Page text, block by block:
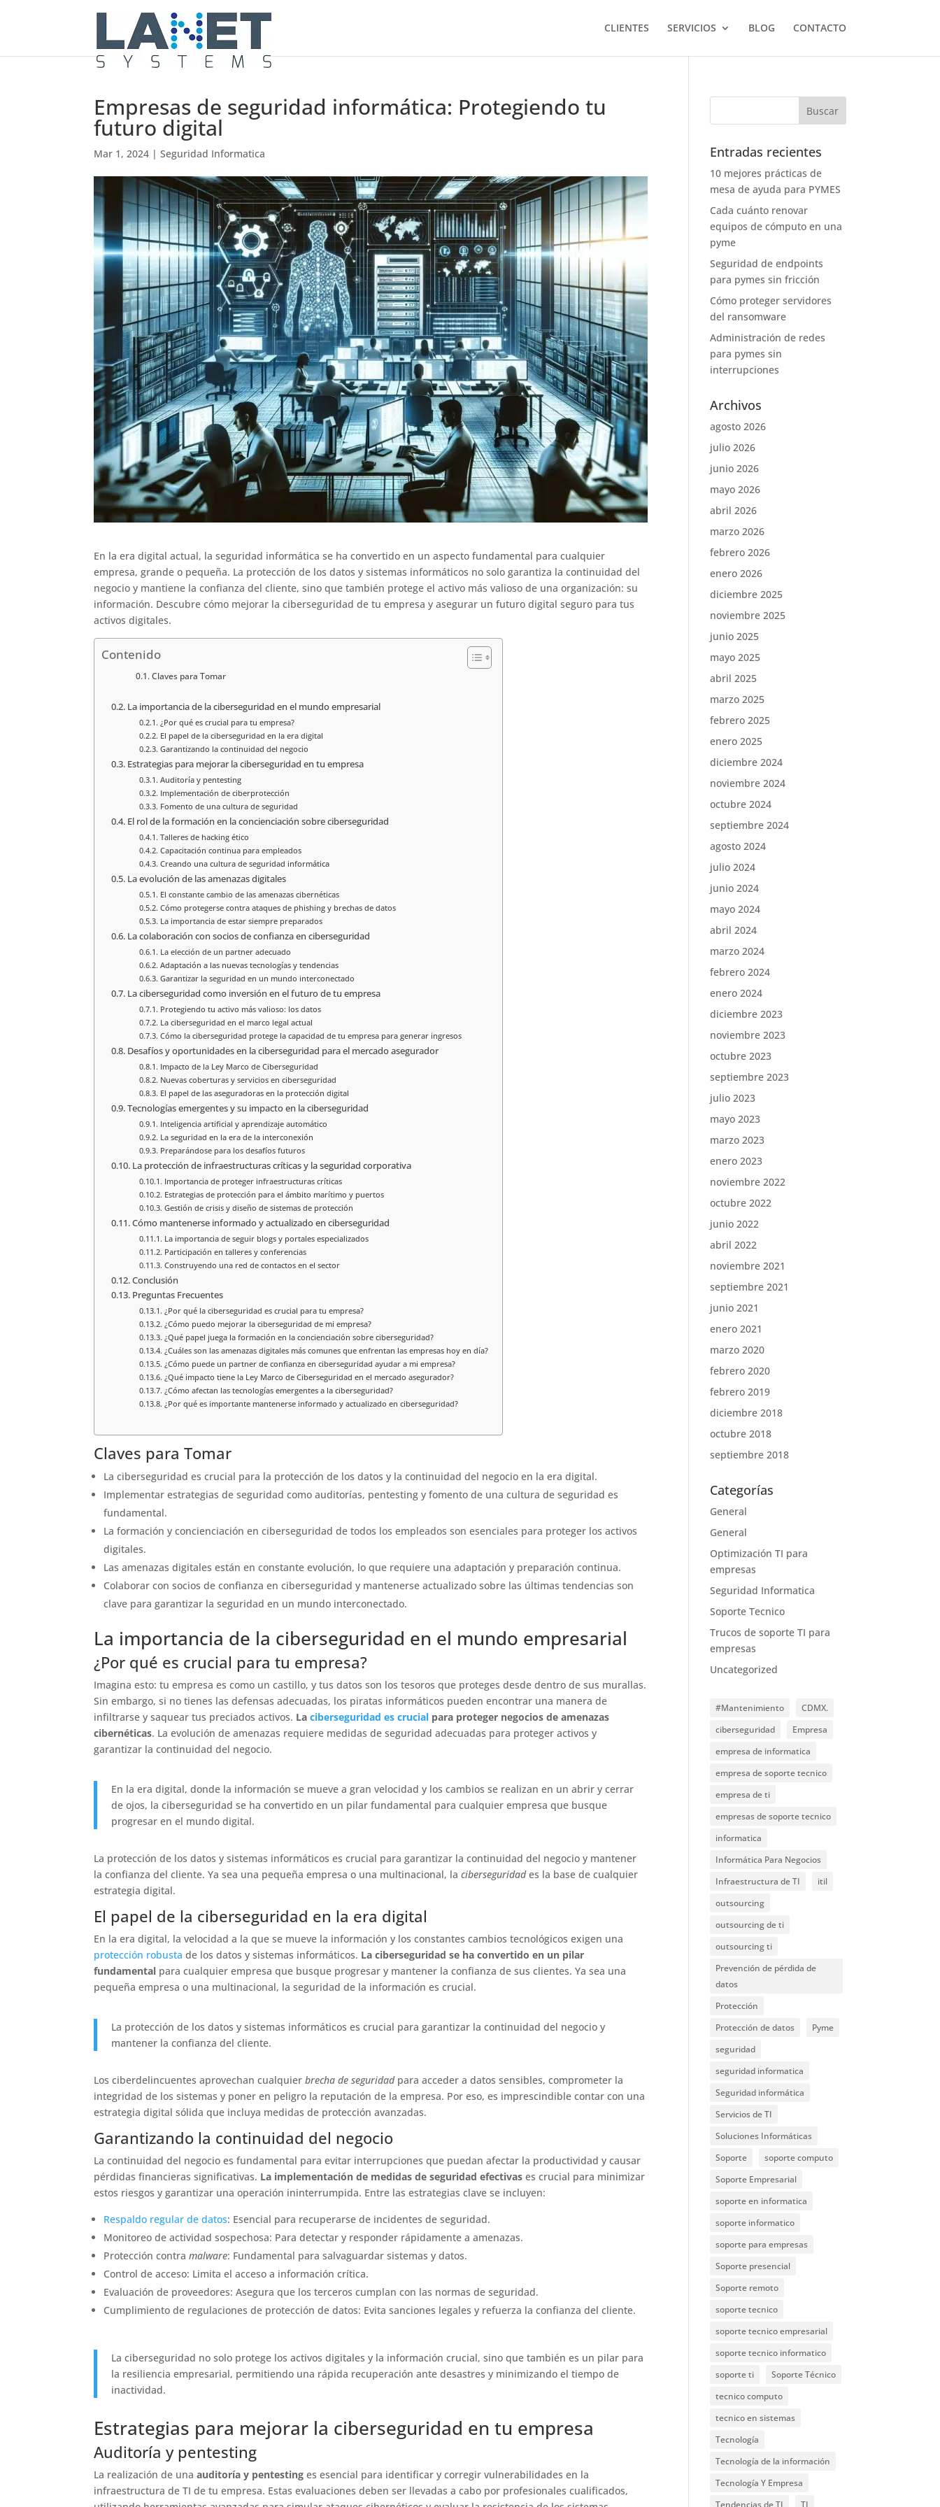
CLIENTES SERVICIOS BLOG CONTACTO
Empresas de seguridad informática: Protegiendo tu
futuro digital
Mar 1, 2024 |Seguridad Informatica
En la era digital actual, la seguridad informática se ha convertido en un aspecto fundamental para cualquier
empresa, grande o pequeña. La protección de los datos y sistemas informáticos no solo garantiza la continuidad del
negocio y mantiene la confianza del cliente, sino que también protege el activo más valioso de una organización: su
información. Descubre cómo mejorar la ciberseguridad de tu empresa y asegurar un futuro digital seguro para tus
activos digitales.
Contenido
Claves para Tomar
La importancia de la ciberseguridad en el mundo empresarial
¿Por qué es crucial para tu empresa?
El papel de la ciberseguridad en la era digital
Garantizando la continuidad del negocio
Estrategias para mejorar la ciberseguridad en tu empresa
Auditoría y pentesting
Implementación de ciberprotección
Fomento de una cultura de seguridad
El rol de la formación en la concienciación sobre ciberseguridad
Talleres de hacking ético
Capacitación continua para empleados
Creando una cultura de seguridad informática
La evolución de las amenazas digitales
El constante cambio de las amenazas cibernéticas
Cómo protegerse contra ataques de phishing y brechas de datos
La importancia de estar siempre preparados
La colaboración con socios de confianza en ciberseguridad
La elección de un partner adecuado
Adaptación a las nuevas tecnologías y tendencias
Garantizar la seguridad en un mundo interconectado
La ciberseguridad como inversión en el futuro de tu empresa
Protegiendo tu activo más valioso: los datos
La ciberseguridad en el marco legal actual
Cómo la ciberseguridad protege la capacidad de tu empresa para generar ingresos
Desafíos y oportunidades en la ciberseguridad para el mercado asegurador
Impacto de la Ley Marco de Ciberseguridad
Nuevas coberturas y servicios en ciberseguridad
El papel de las aseguradoras en la protección digital
Tecnologías emergentes y su impacto en la ciberseguridad
Inteligencia artificial y aprendizaje automático
La seguridad en la era de la interconexión
Preparándose para los desafíos futuros
La protección de infraestructuras críticas y la seguridad corporativa
Importancia de proteger infraestructuras críticas
Estrategias de protección para el ámbito marítimo y puertos
Gestión de crisis y diseño de sistemas de protección
Cómo mantenerse informado y actualizado en ciberseguridad
La importancia de seguir blogs y portales especializados
Participación en talleres y conferencias
Construyendo una red de contactos en el sector
Conclusión
Preguntas Frecuentes
¿Por qué la ciberseguridad es crucial para tu empresa?
¿Cómo puedo mejorar la ciberseguridad de mi empresa?
¿Qué papel juega la formación en la concienciación sobre ciberseguridad?
¿Cuáles son las amenazas digitales más comunes que enfrentan las empresas hoy en día?
¿Cómo puede un partner de confianza en ciberseguridad ayudar a mi empresa?
¿Qué impacto tiene la Ley Marco de Ciberseguridad en el mercado asegurador?
¿Cómo afectan las tecnologías emergentes a la ciberseguridad?
¿Por qué es importante mantenerse informado y actualizado en ciberseguridad?
Claves para Tomar
La ciberseguridad es crucial para la protección de los datos y la continuidad del negocio en la era digital.
Implementar estrategias de seguridad como auditorías, pentesting y fomento de una cultura de seguridad es
fundamental.
La formación y concienciación en ciberseguridad de todos los empleados son esenciales para proteger los activos
digitales.
Las amenazas digitales están en constante evolución, lo que requiere una adaptación y preparación continua.
Colaborar con socios de confianza en ciberseguridad y mantenerse actualizado sobre las últimas tendencias son
clave para garantizar la seguridad en un mundo interconectado.
La importancia de la ciberseguridad en el mundo empresarial
¿Por qué es crucial para tu empresa?
Imagina esto: tu empresa es como un castillo, y tus datos son los tesoros que proteges desde dentro de sus murallas.
Sin embargo, si no tienes las defensas adecuadas, los piratas informáticos pueden encontrar una manera de
infiltrarse y saquear tus preciados activos. Laciberseguridad es crucial para proteger negocios de amenazas
cibernéticas. La evolución de amenazas requiere medidas de seguridad adecuadas para proteger activos y
garantizar la continuidad del negocio.
En la era digital, donde la información se mueve a gran velocidad y los cambios se realizan en un abrir y cerrar
de ojos, la ciberseguridad se ha convertido en un pilar fundamental para cualquier empresa que busque
progresar en el mundo digital.
La protección de los datos y sistemas informáticos es crucial para garantizar la continuidad del negocio y mantener
la confianza del cliente. Ya sea una pequeña empresa o una multinacional, laciberseguridades la base de cualquier
estrategia digital.
El papel de la ciberseguridad en la era digital
En la era digital, la velocidad a la que se mueve la información y los constantes cambios tecnológicos exigen una
protección robusta de los datos y sistemas informáticos. La ciberseguridad se ha convertido en un pilar
fundamental para cualquier empresa que busque progresar y mantener la confianza de sus clientes. Ya sea una
pequeña empresa o una multinacional, la seguridad de la información es crucial.
La protección de los datos y sistemas informáticos es crucial para garantizar la continuidad del negocio y
mantener la confianza del cliente.
Los ciberdelincuentes aprovechan cualquierbrecha de seguridadpara acceder a datos sensibles, comprometer la
integridad de los sistemas y poner en peligro la reputación de la empresa. Por eso, es imprescindible contar con una
estrategia digital sólida que incluya medidas de protección avanzadas.
Garantizando la continuidad del negocio
La continuidad del negocio es fundamental para evitar interrupciones que puedan afectar la productividad y causar
pérdidas financieras significativas. La implementación de medidas de seguridad efectivas es crucial para minimizar
estos riesgos y garantizar una operación ininterrumpida. Entre las estrategias clave se incluyen:
Respaldo regular de datos: Esencial para recuperarse de incidentes de seguridad.
Monitoreo de actividad sospechosa: Para detectar y responder rápidamente a amenazas.
Protección contramalware: Fundamental para salvaguardar sistemas y datos.
Control de acceso: Limita el acceso a información crítica.
Evaluación de proveedores: Asegura que los terceros cumplan con las normas de seguridad.
Cumplimiento de regulaciones de protección de datos: Evita sanciones legales y refuerza la confianza del cliente.
La ciberseguridad no solo protege los activos digitales y la información crucial, sino que también es un pilar para
la resiliencia empresarial, permitiendo una rápida recuperación ante desastres y minimizando el tiempo de
inactividad.
Estrategias para mejorar la ciberseguridad en tu empresa
Auditoría y pentesting
La realización de unaauditoría y pentesting es esencial para identificar y corregir vulnerabilidades en la
infraestructura de TI de tu empresa. Estas evaluaciones deben ser llevadas a cabo por profesionales cualificados,
Entradas recientes
10 mejores prácticas de
mesa de ayuda para PYMES
Cada cuánto renovar
equipos de cómputo en una
pyme
Seguridad de endpoints
para pymes sin fricción
Cómo proteger servidores
del ransomware
Administración de redes
para pymes sin
interrupciones
Archivos
agosto 2026
julio 2026
junio 2026
mayo 2026
abril 2026
marzo 2026
febrero 2026
enero 2026
diciembre 2025
noviembre 2025
junio 2025
mayo 2025
abril 2025
marzo 2025
febrero 2025
enero 2025
diciembre 2024
noviembre 2024
octubre 2024
septiembre 2024
agosto 2024
julio 2024
junio 2024
mayo 2024
abril 2024
marzo 2024
febrero 2024
enero 2024
diciembre 2023
noviembre 2023
octubre 2023
septiembre 2023
julio 2023
mayo 2023
marzo 2023
enero 2023
noviembre 2022
octubre 2022
junio 2022
abril 2022
noviembre 2021
septiembre 2021
junio 2021
enero 2021
marzo 2020
febrero 2020
febrero 2019
diciembre 2018
octubre 2018
septiembre 2018
Categorías
General
General
Optimización TI para
empresas
Seguridad Informatica
Soporte Tecnico
Trucos de soporte TI para
empresas
Uncategorized
#Mantenimiento
CDMX.
ciberseguridad
Empresa
empresa de informatica
empresa de soporte tecnico
empresa de ti
empresas de soporte tecnico
informatica
Informática Para Negocios
Infraestructura de TI
itil
outsourcing
outsourcing de ti
outsourcing ti
Prevención de pérdida de
datos
Protección
Protección de datos
Pyme
seguridad
seguridad informatica
Seguridad informática
Servicios de TI
Soluciones Informáticas
Soporte
soporte computo
Soporte Empresarial
soporte en informatica
soporte informatico
soporte para empresas
Soporte presencial
Soporte remoto
soporte tecnico
soporte tecnico empresarial
soporte tecnico informatico
soporte ti
Soporte Técnico
tecnico computo
tecnico en sistemas
Tecnología
Tecnología de la información
Tecnología Y Empresa
Tendencias de TI
TI